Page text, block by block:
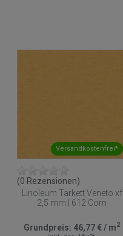
Versandkostenfrei*
(0 Rezensionen)
Linoleum Tarkett Veneto xf
2,5 mm | 612 Corn
Grundpreis: 46,77 €/ m2